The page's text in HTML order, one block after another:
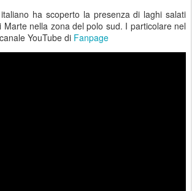
ha scoperto la presenza di laghi salati
Marte nella zona del polo sud. I particolare nel
YouTube di Fanpage